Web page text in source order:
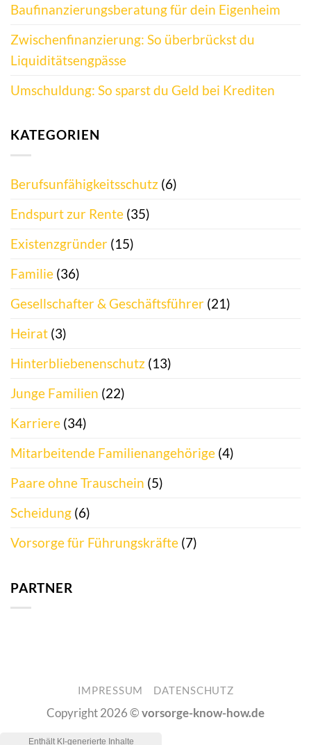
Baufinanzierungsberatung für dein Eigenheim
Zwischenfinanzierung: So überbrückst du
Liquiditätsengpässe
Umschuldung: So sparst du Geld bei Krediten
KATEGORIEN
Berufsunfähigkeitsschutz (6)
Endspurt zur Rente (35)
Existenzgründer (15)
Familie (36)
Gesellschafter & Geschäftsführer (21)
Heirat (3)
Hinterbliebenenschutz (13)
Junge Familien (22)
Karriere (34)
Mitarbeitende Familienangehörige (4)
Paare ohne Trauschein (5)
Scheidung (6)
Vorsorge für Führungskräfte (7)
PARTNER
IMPRESSUM DATENSCHUTZ
Copyright 2026 ©vorsorge-know-how.de